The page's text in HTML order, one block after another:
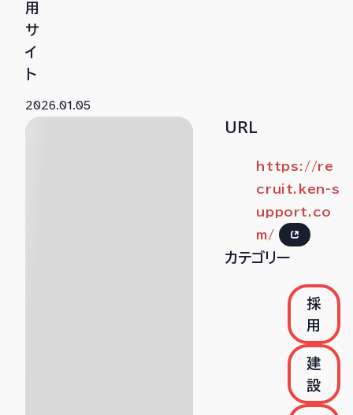
用
サ
イ
ト
2026.01.05
URL
https://re
cruit.ken-s
upport.co
m/
カテゴリー
採
用
建
設